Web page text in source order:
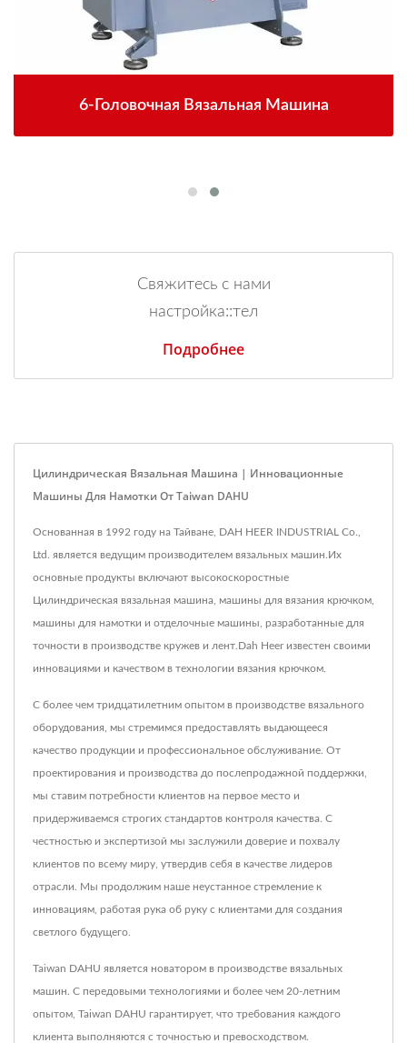
6-Головочная Вязальная Машина
Свяжитесь с нами
настройка::тел
Подробнее
Цилиндрическая Вязальная Машина | Инновационные
Машины Для Намотки От Taiwan DAHU
Основанная в 1992 году на Тайване, DAH HEER INDUSTRIAL Co.,
Ltd. является ведущим производителем вязальных машин.Их
основные продукты включают высокоскоростные
Цилиндрическая вязальная машина, машины для вязания крючком,
машины для намотки и отделочные машины, разработанные для
точности в производстве кружев и лент.Dah Heer известен своими
инновациями и качеством в технологии вязания крючком.
С более чем тридцатилетним опытом в производстве вязального
оборудования, мы стремимся предоставлять выдающееся
качество продукции и профессиональное обслуживание. От
проектирования и производства до послепродажной поддержки,
мы ставим потребности клиентов на первое место и
придерживаемся строгих стандартов контроля качества. С
честностью и экспертизой мы заслужили доверие и похвалу
клиентов по всему миру, утвердив себя в качестве лидеров
отрасли. Мы продолжим наше неустанное стремление к
инновациям, работая рука об руку с клиентами для создания
светлого будущего.
Taiwan DAHU является новатором в производстве вязальных
машин. С передовыми технологиями и более чем 20-летним
опытом, Taiwan DAHU гарантирует, что требования каждого
клиента выполняются с точностью и превосходством.